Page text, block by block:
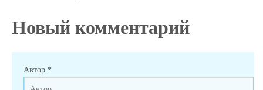
Новый комментарий
Автор *